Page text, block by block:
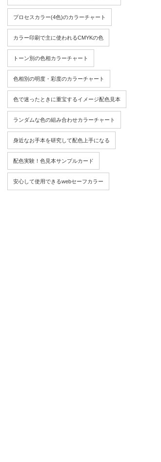
プロセスカラー(4色)のカラーチャート
カラー印刷で主に使われるCMYKの色
トーン別の色相カラーチャート
色相別の明度・彩度のカラーチャート
色で迷ったときに重宝するイメージ配色見本
ランダムな色の組み合わせカラーチャート
身近なお手本を研究して配色上手になる
配色実験！色見本サンプルカード
安心して使用できるwebセーフカラー